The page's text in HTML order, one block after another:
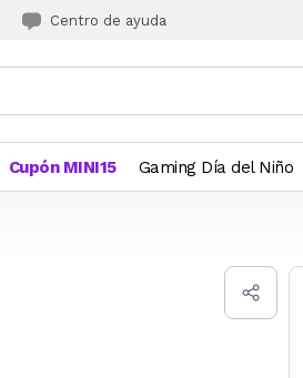
Centro de ayuda
Cupón MINI15 Gaming Día del Niño